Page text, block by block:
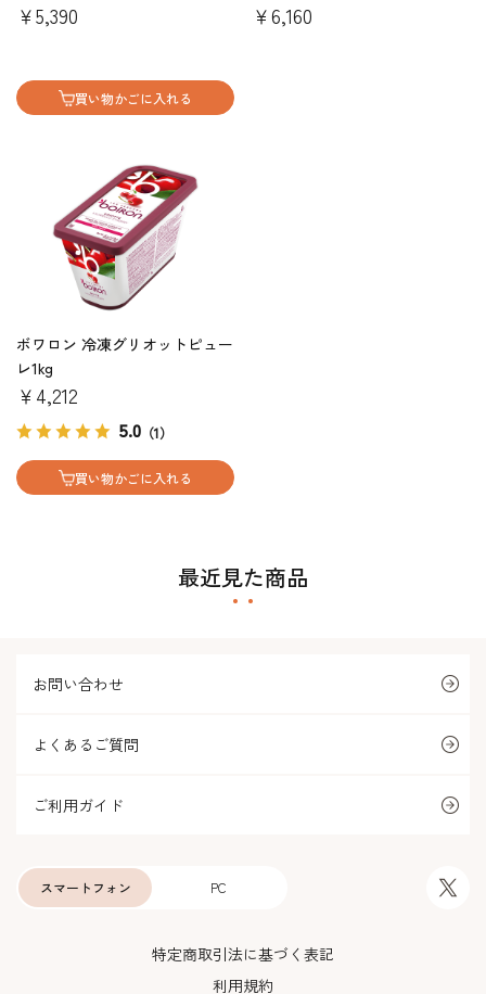
￥5,390
買い物かごに入れる
700ml（無色）
￥6,160
ボワロン 冷凍グリオットピュー
レ1kg
￥4,212
5.0 （1）
買い物かごに入れる
最近見た商品
お問い合わせ
よくあるご質問
ご利用ガイド
PC
スマートフォン
特定商取引法に基づく表記
利用規約